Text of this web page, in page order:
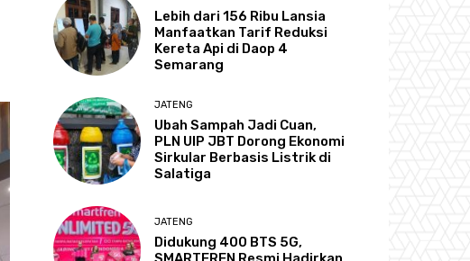
Lebih dari 156 Ribu Lansia
Manfaatkan Tarif Reduksi
Kereta Api di Daop 4
Semarang
JATENG
Ubah Sampah Jadi Cuan,
PLN UIP JBT Dorong Ekonomi
Sirkular Berbasis Listrik di
Salatiga
JATENG
Didukung 400 BTS 5G,